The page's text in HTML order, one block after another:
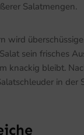
Salatmengen.
wird
sein frisches
knackig bleibt.
in der